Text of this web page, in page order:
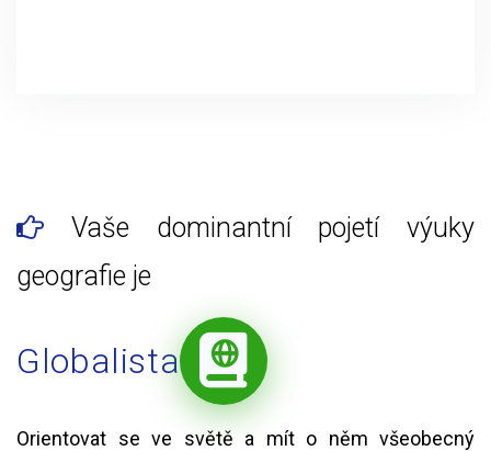
Vaše dominantní pojetí výuky
geografie je
Globalista
Orientovat se ve světě a mít o něm všeobecný